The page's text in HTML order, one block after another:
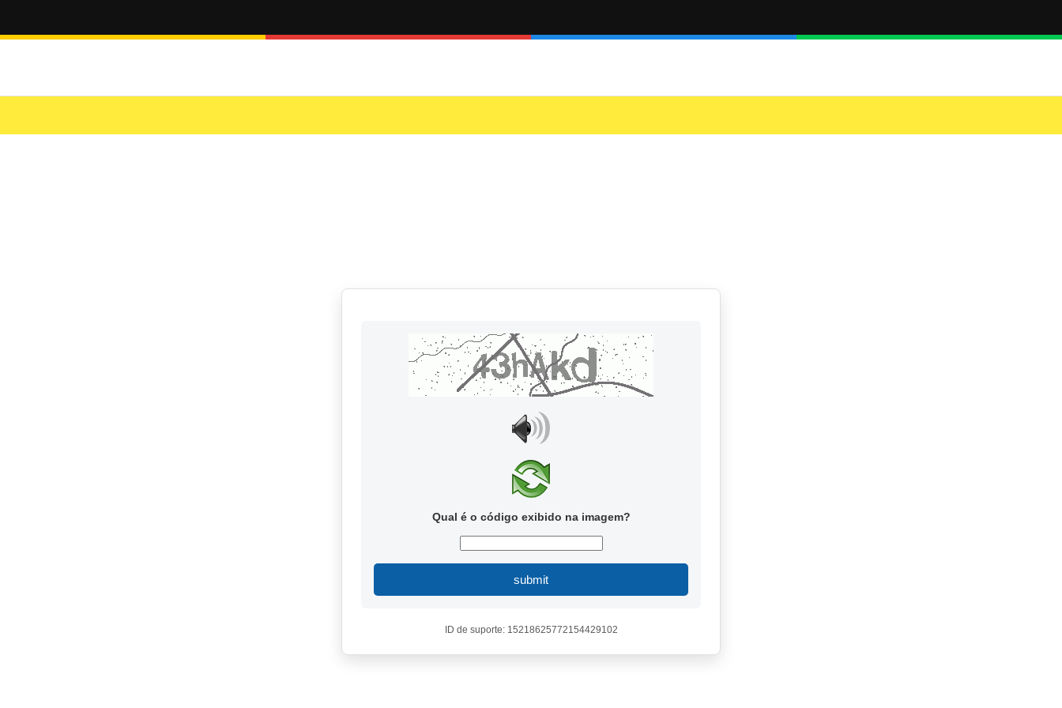
Qual é o código exibido na imagem?
submit
ID de suporte: 15218625772154429102